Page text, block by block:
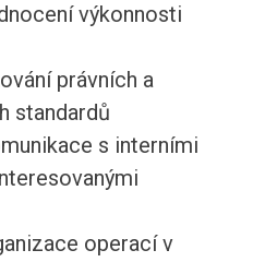
výkonnosti
právních a
standardů
s interními
operací v